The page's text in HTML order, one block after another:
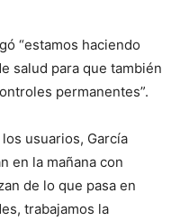
“estamos haciendo
salud para que también
permanentes”.
usuarios, García
en la mañana con
de lo que pasa en
trabajamos la